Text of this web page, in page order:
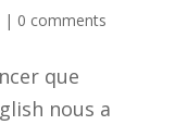
| 0 comments
que
nous a